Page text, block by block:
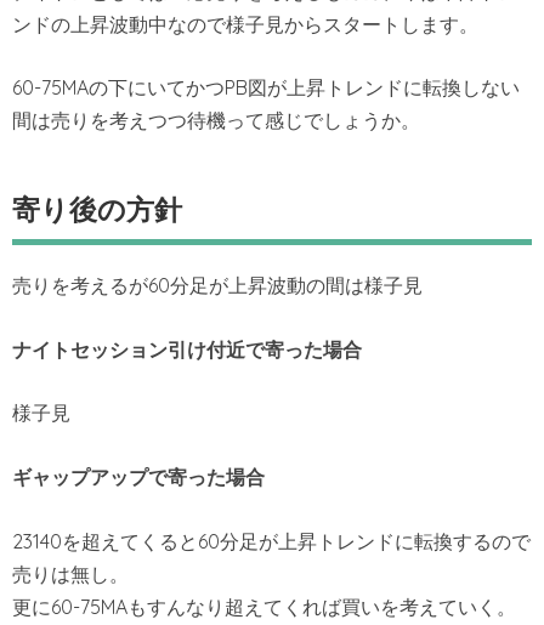
ンドの上昇波動中なので様子見からスタートします。
60-75MAの下にいてかつPB図が上昇トレンドに転換しない
間は売りを考えつつ待機って感じでしょうか。
寄り後の方針
売りを考えるが60分足が上昇波動の間は様子見
ナイトセッション引け付近で寄った場合
様子見
ギャップアップで寄った場合
23140を超えてくると60分足が上昇トレンドに転換するので
売りは無し。
更に60-75MAもすんなり超えてくれば買いを考えていく。